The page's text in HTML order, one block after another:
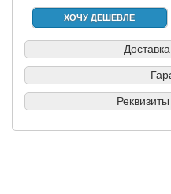
ХОЧУ ДЕШЕВЛЕ